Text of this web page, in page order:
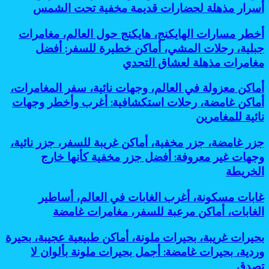
الخريطة
أنفاق
حضارات
قديمة،
سياحة
أثرية،
مدن
مخفية،
مساكن
جوفية،
آثار
الأرض:
أسرار
مذهلة
قديمة
مخفية
تحت
أسرار مذهلة لحضارات قديمة مخفية تحت الشمس
أخطر
مسارات
الهايكنج،
هايكنج
حول
العالم،
مغامرات
جبلية،
رحلات
أماكن
خطيرة
للسفر:
أفضل
مغامرات
مذهلة
لعشاق
أخطر مسارات الهايكنج، هايكنج حول العالم، مغامرات
جبلية، رحلات المشي، أماكن خطيرة للسفر: أفضل
مغامرات مذهلة لعشاق التحدي
أماكن
معزولة
في
العالم،
نائية،
سفر
المغامرات،
أماكن
رحلات
استكشافية:
وأخطر
وجهات
نائية
أماكن معزولة في العالم، وجهات نائية، سفر المغامرات،
أماكن غامضة، رحلات استكشافية: أغرب وأخطر وجهات
نائية للمغامرين
جزر
غامضة،
جزر
مخفية،
غريبة
للسفر،
جزر
وجهات
غير
معروفة:
جزر غامضة، جزر مخفية، أماكن غريبة للسفر، جزر نائية،
وجهات غير معروفة: أفضل جزر مخفية كأنها خارج
الخريطة
غابات
مسكونة،
أغرب
في
العالم،
أساطير
غابات مسكونة، أغرب الغابات في العالم، أساطير
الغابات، أماكن مرعبة للسفر، مغامرات غامضة
بحيرات
غريبة،
بحيرات
بحيرات غريبة، بحيرات ملونة، أماكن طبيعية عجيبة، بحيرة
وردية، بحيرات غامضة: أجمل بحيرات ملونة بألوان لا
تصدق